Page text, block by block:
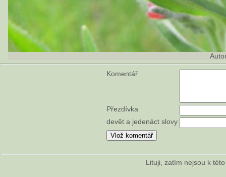
Komentář
Přezdívka
devět a jedenáct slovy
Lituji, zatím nejsou k